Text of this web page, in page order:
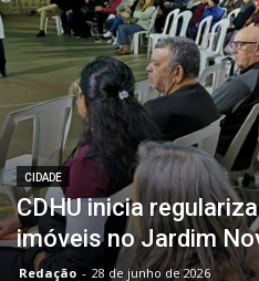
CIDADE
CDHU inicia
imóveis no Jardim
Redação - 28 de junho de 2026